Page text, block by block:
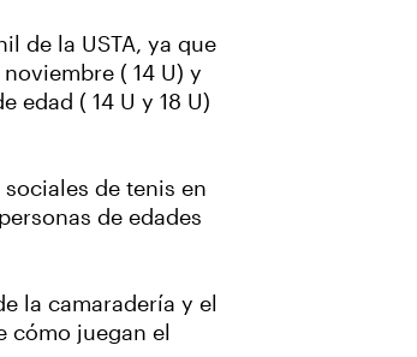
de la USTA, ya que
( 14 U) y
edad ( 14 U y 18 U)
de tenis en
de edades
la camaradería y el
cómo juegan el